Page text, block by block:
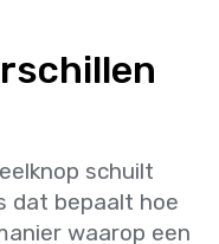
schuilt
dat bepaalt hoe
waarop een